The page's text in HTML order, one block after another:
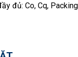
đủ: Co, Cq, Packing